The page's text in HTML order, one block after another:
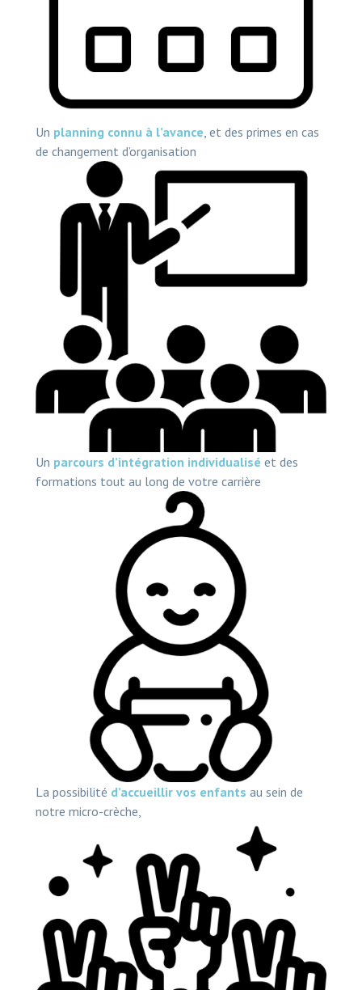
Un planning connu à l’avance , et des primes en cas
de changement d’organisation
Un parcours d’intégration individualisé et des
formations tout au long de votre carrière
La possibilité d’accueillir vos enfants au sein de
notre micro-crèche,